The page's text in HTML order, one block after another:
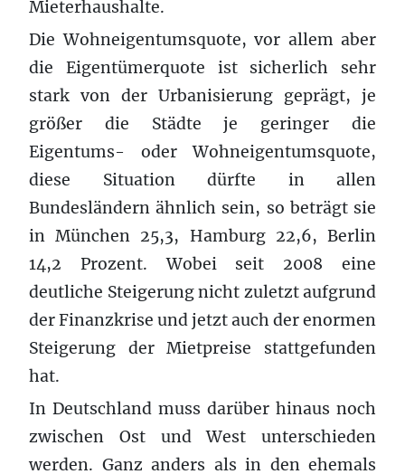
Mieterhaushalte.
Die Wohneigentumsquote, vor allem aber
die Eigentümerquote ist sicherlich sehr
stark von der Urbanisierung geprägt, je
größer die Städte je geringer die
Eigentums- oder Wohneigentumsquote,
diese Situation dürfte in allen
Bundesländern ähnlich sein, so beträgt sie
in München 25,3, Hamburg 22,6, Berlin
14,2 Prozent. Wobei seit 2008 eine
deutliche Steigerung nicht zuletzt aufgrund
der Finanzkrise und jetzt auch der enormen
Steigerung der Mietpreise stattgefunden
hat.
In Deutschland muss darüber hinaus noch
zwischen Ost und West unterschieden
werden. Ganz anders als in den ehemals